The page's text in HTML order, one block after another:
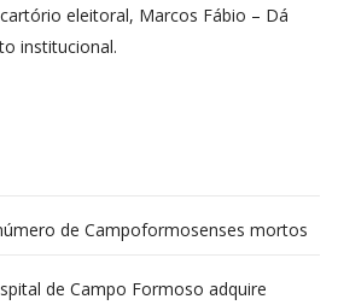
eleitoral, Marcos Fábio – Dá
institucional.
de Campoformosenses mortos
morreram em desabamentos são
de Campo Formoso adquire